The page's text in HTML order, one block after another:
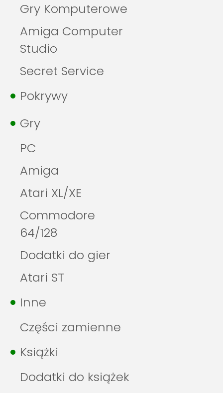
Gry Komputerowe
Amiga Computer
Studio
Secret Service
Pokrywy
Gry
PC
Amiga
Atari XL/XE
Commodore
64/128
Dodatki do gier
Atari ST
Inne
Części zamienne
Książki
Dodatki do książek